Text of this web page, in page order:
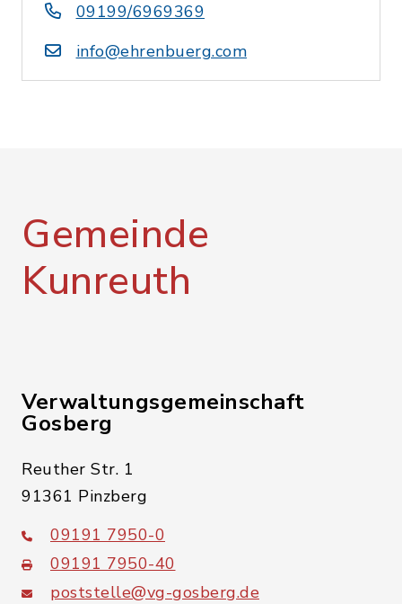
09199/6969369
info@ehrenbuerg.com
Gemeinde
Kunreuth
Verwaltungsgemeinschaft
Gosberg
Reuther Str. 1
91361 Pinzberg
09191 7950-0
09191 7950-40
poststelle@vg-gosberg.de